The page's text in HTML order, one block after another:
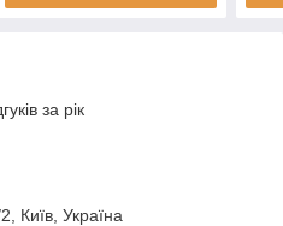
за рік
Київ, Україна